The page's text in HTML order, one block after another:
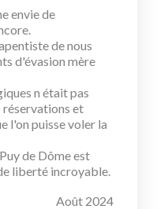
envie de
de nous
d'évasion mère
n était pas
réservations et
l'on puisse voler la
de Dôme est
liberté incroyable.
Août 2024